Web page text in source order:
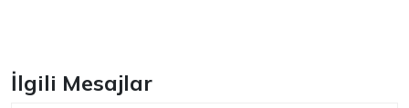
İlgili Mesajlar